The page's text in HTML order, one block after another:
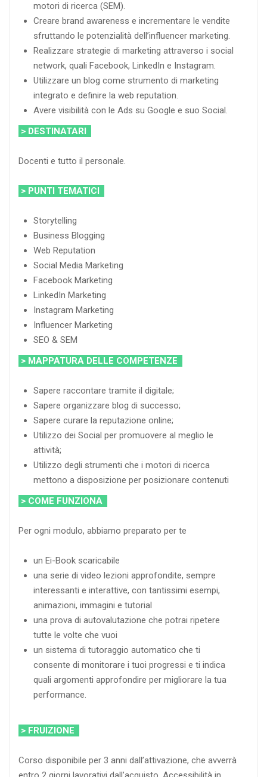
motori di ricerca (SEM).
Creare brand awareness e incrementare le vendite
sfruttando le potenzialità dell’influencer marketing.
Realizzare strategie di marketing attraverso i social
network, quali Facebook, LinkedIn e Instagram.
Utilizzare un blog come strumento di marketing
integrato e definire la web reputation.
Avere visibilità con le Ads su Google e suo Social.
> DESTINATARI
Docenti e tutto il personale.
> PUNTI TEMATICI
Storytelling
Business Blogging
Web Reputation
Social Media Marketing
Facebook Marketing
LinkedIn Marketing
Instagram Marketing
Influencer Marketing
SEO & SEM
> MAPPATURA DELLE COMPETENZE
Sapere raccontare tramite il digitale;
Sapere organizzare blog di successo;
Sapere curare la reputazione online;
Utilizzo dei Social per promuovere al meglio le
attività;
Utilizzo degli strumenti che i motori di ricerca
mettono a disposizione per posizionare contenuti
> COME FUNZIONA
Per ogni modulo, abbiamo preparato per te
un Ei-Book scaricabile
una serie di video lezioni approfondite, sempre
interessanti e interattive, con tantissimi esempi,
animazioni, immagini e tutorial
una prova di autovalutazione che potrai ripetere
tutte le volte che vuoi
un sistema di tutoraggio automatico che ti
consente di monitorare i tuoi progressi e ti indica
quali argomenti approfondire per migliorare la tua
performance.
> FRUIZIONE
Corso disponibile per 3 anni dall’attivazione, che avverrà